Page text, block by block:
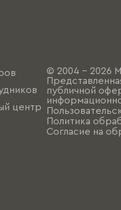
центр
© 2004 - 2026
публичной
Политика
Согласие на